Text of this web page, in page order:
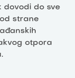
dovodi do sve
strane
otpora